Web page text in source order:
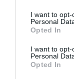
I want to
Personal
Opted In
I want to
Personal
Opted In
ΚΠΙΣΝ: Park